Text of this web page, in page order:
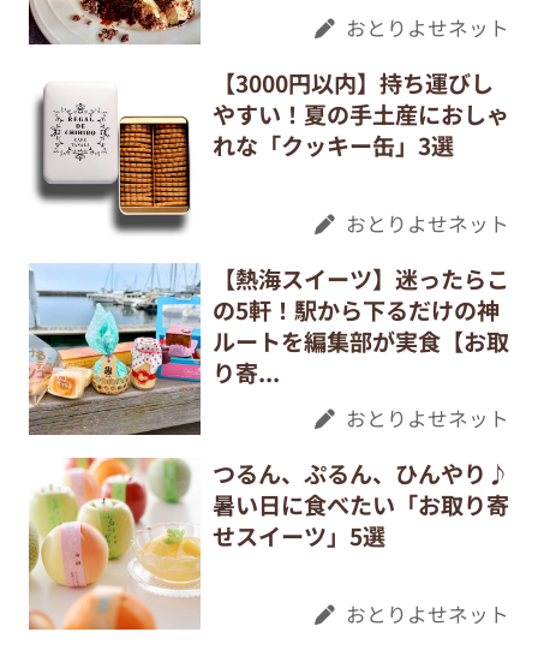
おとりよせネット
【3000円以内】持ち運びし
やすい！夏の手土産におしゃ
れな「クッキー缶」3選
おとりよせネット
【熱海スイーツ】迷ったらこ
の5軒！駅から下るだけの神
ルートを編集部が実食【お取
り寄...
おとりよせネット
つるん、ぷるん、ひんやり♪
暑い日に食べたい「お取り寄
せスイーツ」5選
おとりよせネット